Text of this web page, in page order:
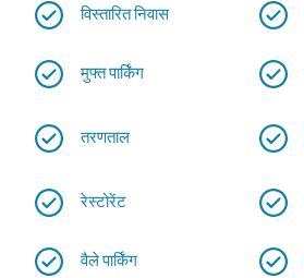
विस्तारित निवास
मुफ्त पार्किंग
तरणताल
रेस्टोरेंट
वैले पार्किंग